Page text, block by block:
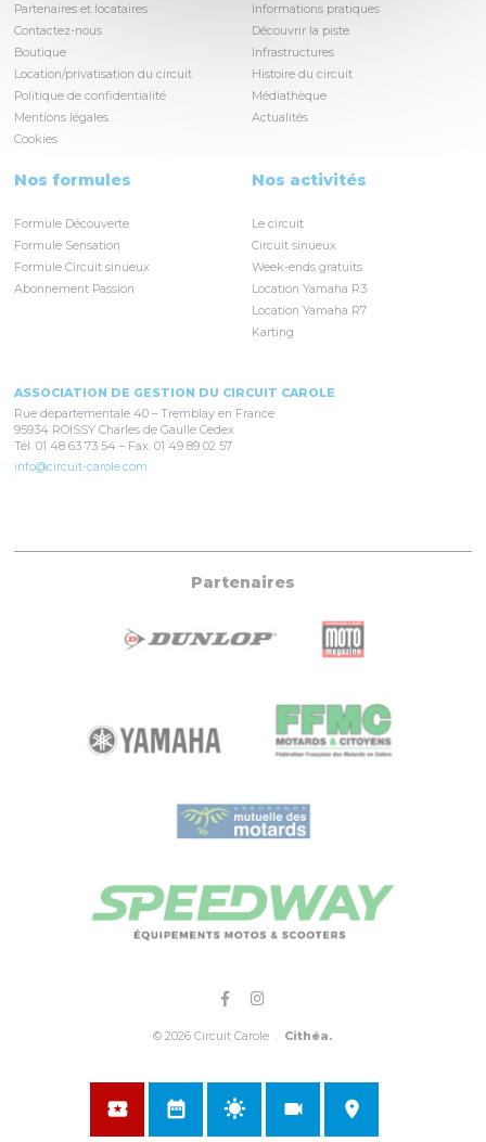
Partenaires et locataires
Contactez-nous
Boutique
Location/privatisation du circuit
Politique de confidentialité
Mentions légales
Cookies
Informations pratiques
Découvrir la piste
Infrastructures
Histoire du circuit
Médiathèque
Actualités
Nos formules
Formule Découverte
Formule Sensation
Formule Circuit sinueux
Abonnement Passion
Nos activités
Le circuit
Circuit sinueux
Week-ends gratuits
Location Yamaha R3
Location Yamaha R7
Karting
ASSOCIATION DE GESTION DU CIRCUIT CAROLE
Rue départementale 40 – Tremblay en France
95934 ROISSY Charles de Gaulle Cedex
Tél. 01 48 63 73 54 – Fax. 01 49 89 02 57
info@circuit-carole.com
Partenaires
© 2026 Circuit Carole . Cithéa.